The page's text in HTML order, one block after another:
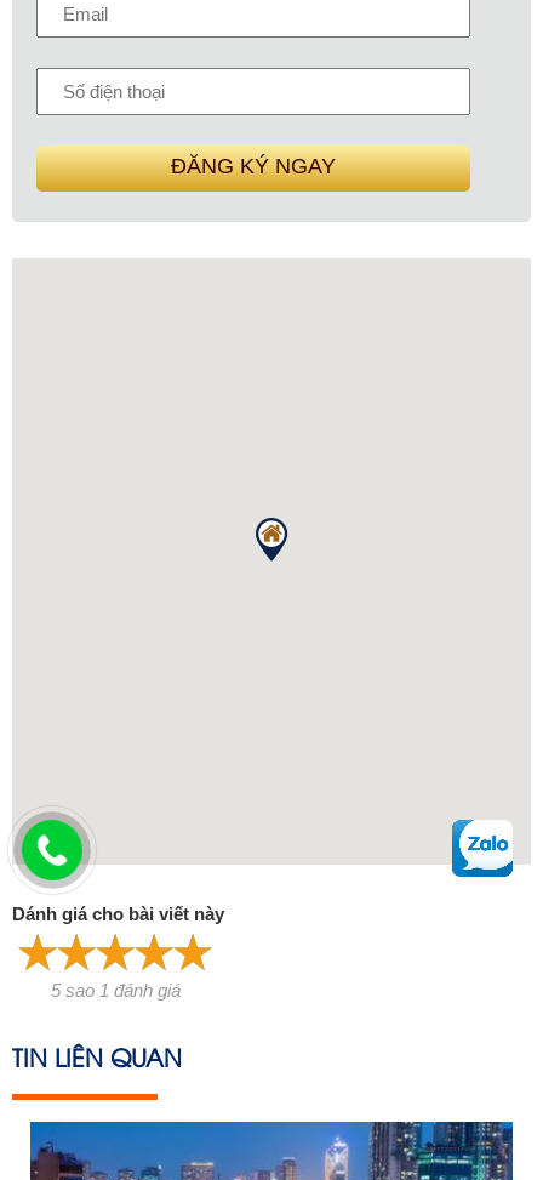
ĐĂNG KÝ NGAY
Dánh giá cho bài viết này
5 sao 1 đánh giá
TIN LIÊN QUAN